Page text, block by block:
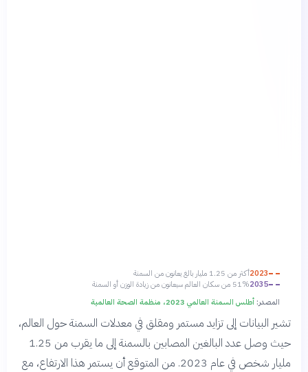
2023أكثر من 1.25 مليار بالغ يعانون من السمنة
203551% من سكان العالم سيعانون من زيادة الوزن أو السمنة
المصدر: أطلس السمنة العالمي 2023، منظمة الصحة العالمية
تشير البيانات إلى تزايد مستمر ومقلق في معدلات السمنة حول العالم،
حيث وصل عدد البالغين المصابين بالسمنة إلى ما يقرب من 1.25
مليار شخص في عام 2023. من المتوقع أن يستمر هذا الارتفاع، مع